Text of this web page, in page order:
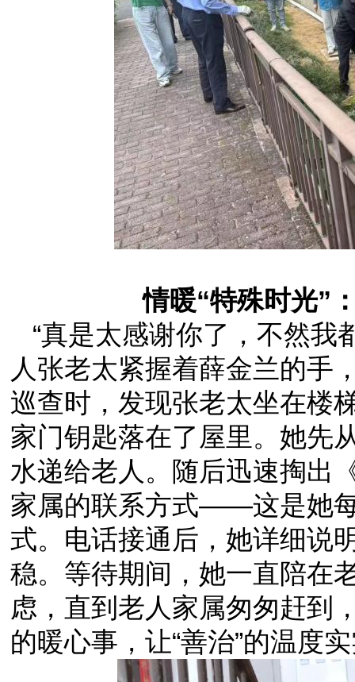
情暖“特殊时光”
“真是太感谢你了，不然我
人张老太紧握着薛金兰的手
巡查时，发现张老太坐在
家门钥匙落在了屋里。她先
水递给老人。随后迅速掏出
家属的联系方式——这是她
式。电话接通后，她详细说
稳。等待期间，她一直陪在
虑，直到老人家属匆匆赶到
的暖心事，让“善治”的温度